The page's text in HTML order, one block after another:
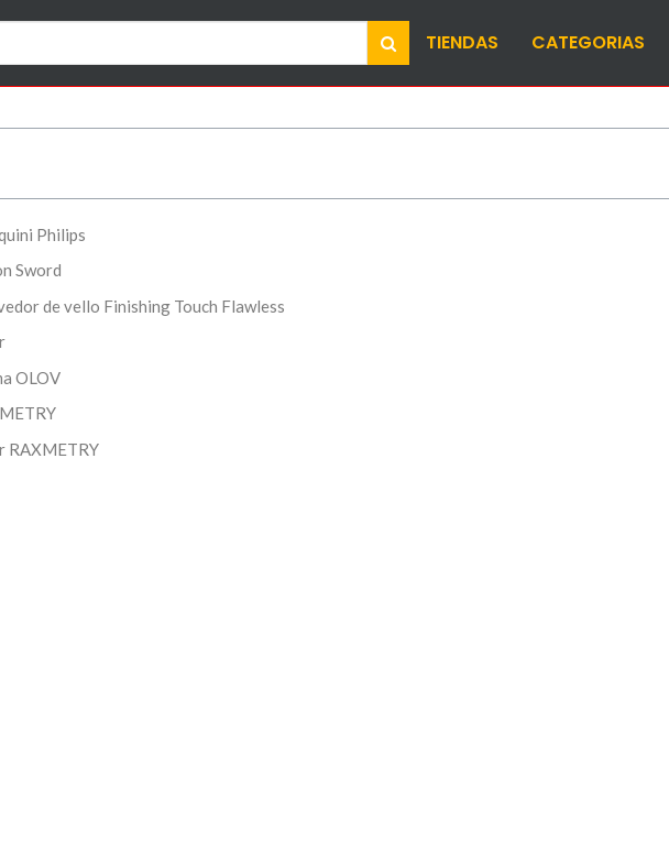
TIENDAS CATEGORIAS
Philips
Sword
de vello Finishing Touch Flawless
OLOV
RAXMETRY